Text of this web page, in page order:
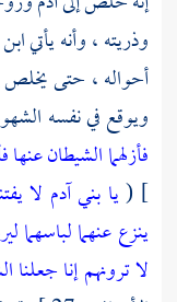
وذريته ، وأنه يأتي
أحواله ، حتى يخلص
ويوقع في نفسه
فأزلهما الشيطان عنها
]
(يا بني آدم لا
ينزع عنهما لباسهما
لا ترونهم إنا جعلنا